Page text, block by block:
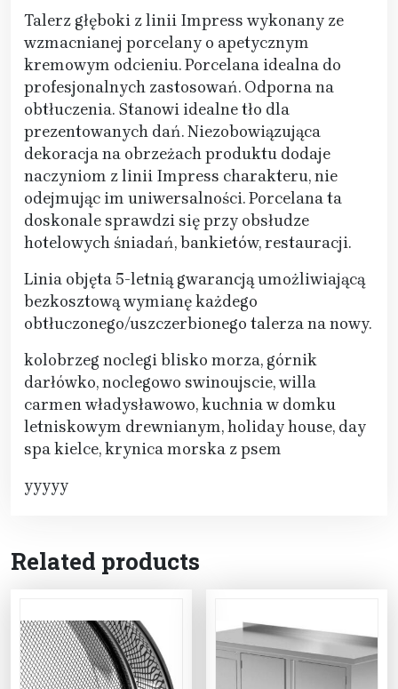
Talerz głęboki z linii Impress wykonany ze
wzmacnianej porcelany o apetycznym
kremowym odcieniu. Porcelana idealna do
profesjonalnych zastosowań. Odporna na
obtłuczenia. Stanowi idealne tło dla
prezentowanych dań. Niezobowiązująca
dekoracja na obrzeżach produktu dodaje
naczyniom z linii Impress charakteru, nie
odejmując im uniwersalności. Porcelana ta
doskonale sprawdzi się przy obsłudze
hotelowych śniadań, bankietów, restauracji.
Linia objęta 5-letnią gwarancją umożliwiającą
bezkosztową wymianę każdego
obtłuczonego/uszczerbionego talerza na nowy.
kolobrzeg noclegi blisko morza, górnik
darłówko, noclegowo swinoujscie, willa
carmen władysławowo, kuchnia w domku
letniskowym drewnianym, holiday house, day
spa kielce, krynica morska z psem
yyyyy
Related products